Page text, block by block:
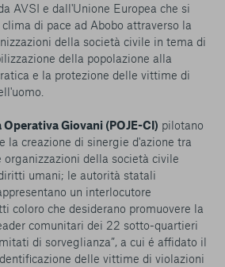
AVSI e dall'Unione Europea che si
di pace ad Abobo attraverso la
della società civile in tema di
della popolazione alla
e la protezione delle vittime di
Giovani (POJE-CI) pilotano
la creazione di sinergie d'azione tra
della società civile
umani; le autorità statali
un interlocutore
coloro che desiderano promuovere la
comunitari dei 22 sotto-quartieri
di sorveglianza”, a cui é affidato il
delle vittime di violazioni